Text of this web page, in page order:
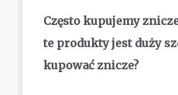
Często kupujemy
te produkty jest duży
kupować znicze?